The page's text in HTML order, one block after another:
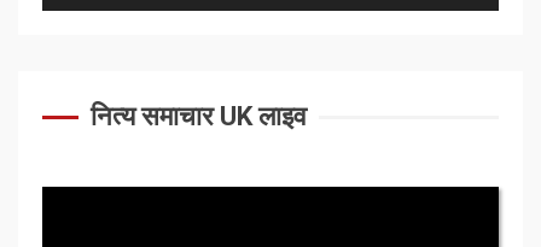
नित्य समाचार UK लाइव